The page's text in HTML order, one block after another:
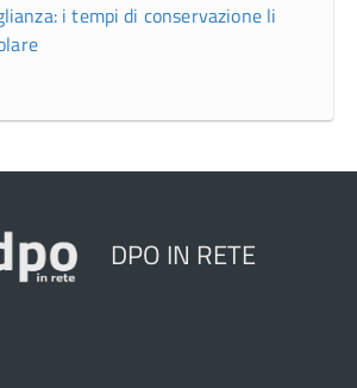
i tempi di conservazione li
DPO IN RETE